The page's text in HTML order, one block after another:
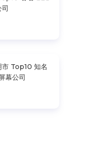
司
市 Top10 知名
幕公司